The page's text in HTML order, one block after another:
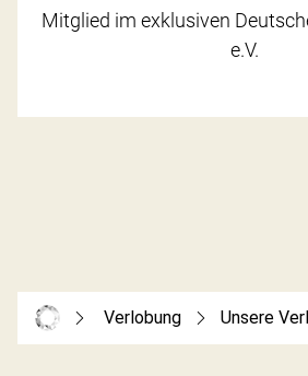
Mitglied im exklusiven
e.V.
Verlobung Unsere